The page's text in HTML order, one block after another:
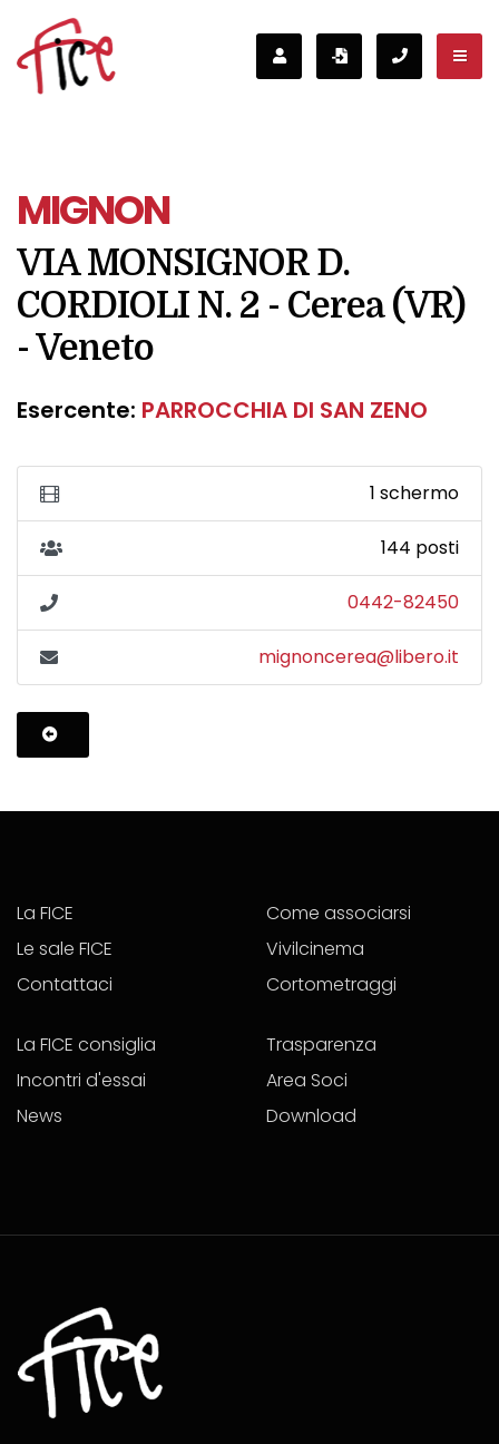
MIGNON
VIA MONSIGNOR D.
CORDIOLI N. 2 - Cerea (VR)
- Veneto
Esercente: PARROCCHIA DI SAN ZENO
1 schermo
144 posti
0442-82450
mignoncerea@libero.it
La FICE
Le sale FICE
Contattaci
Come associarsi
Vivilcinema
Cortometraggi
La FICE consiglia
Incontri d'essai
News
Trasparenza
Area Soci
Download